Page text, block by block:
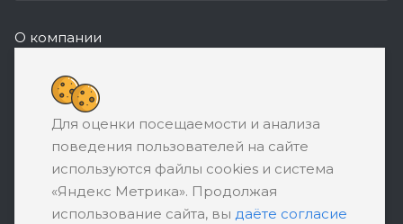
О компании
Реквизиты
+7 (495) 532-05-11
ЗАКАЗАТЬ ЗВОНОК
support@ratingbankrotstva.ru
111398, Москва, ул. Плеханова, д. 30,
абонентский ящик №5
Для оценки посещаемости и анализа
поведения пользователей на сайте
используются файлы cookies и система
«Яндекс Метрика». Продолжая
использование сайта, вы даёте согласие